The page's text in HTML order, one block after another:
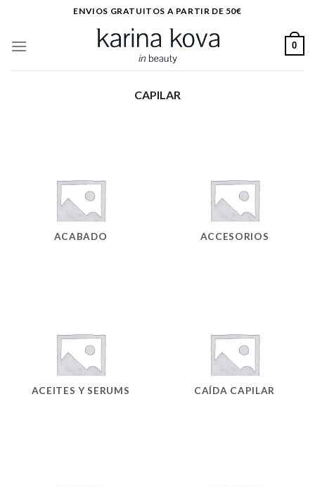
contenido
ENVIOS GRATUITOS A PARTIR DE 50€
0
CAPILAR
ACABADO ACCESORIOS
ACEITES Y SERUMS CAÍDA CAPILAR